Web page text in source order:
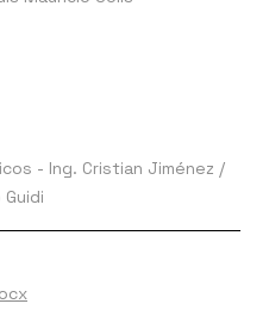
- Ing. Cristian Jiménez /